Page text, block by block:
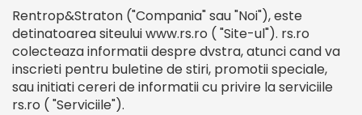
Rentrop&Straton ("Compania" sau "Noi"), este
detinatoarea siteului www.rs.ro ( "Site-ul"). rs.ro
colecteaza informatii despre dvstra, atunci cand va
inscrieti pentru buletine de stiri, promotii speciale,
sau initiati cereri de informatii cu privire la serviciile
rs.ro ( "Serviciile").